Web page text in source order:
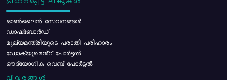
പ്രധാനപ്പെട്ട ലിങ്കുകൾ
ഓൺലൈൻ സേവനങ്ങൾ
ഡാഷ്ബോർഡ്
മുഖ്യമന്ത്രിയുടെ പരാതി പരിഹാരം
ഡോക്യുമെൻ്റ് പോർട്ടൽ
ഔദ്യോഗിക വെബ് പോർട്ടൽ